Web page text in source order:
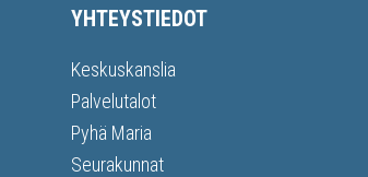
YHTEYSTIEDOT
Keskuskanslia
Palvelutalot
Pyhä Maria
Seurakunnat